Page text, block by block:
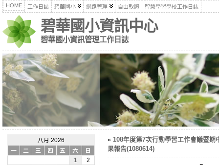
HOME 工作日誌 碧華國小 網路管理 自由軟體 智慧學習學校工作日誌
碧華國小資訊中心
碧華國小資訊管理工作日誌
八月 2026
一
二 三 四 五 六
日
1
2
« 108年度第7次行動學習工作會議暨期
果報告(1080614)